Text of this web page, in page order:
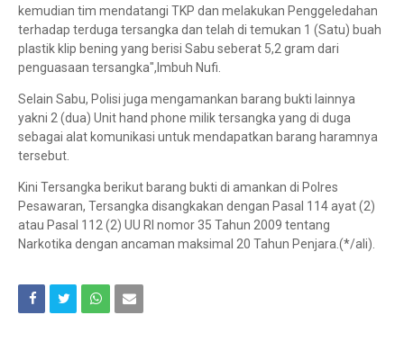
kemudian tim mendatangi TKP dan melakukan Penggeledahan
terhadap terduga tersangka dan telah di temukan 1 (Satu) buah
plastik klip bening yang berisi Sabu seberat 5,2 gram dari
penguasaan tersangka",Imbuh Nufi.
Selain Sabu, Polisi juga mengamankan barang bukti lainnya
yakni 2 (dua) Unit hand phone milik tersangka yang di duga
sebagai alat komunikasi untuk mendapatkan barang haramnya
tersebut.
Kini Tersangka berikut barang bukti di amankan di Polres
Pesawaran, Tersangka disangkakan dengan Pasal 114 ayat (2)
atau Pasal 112 (2) UU RI nomor 35 Tahun 2009 tentang
Narkotika dengan ancaman maksimal 20 Tahun Penjara.(*/ali).